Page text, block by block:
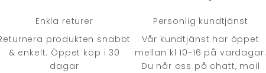
Enkla returer
produkten snabbt
& enkelt. Öppet köp i 30
dagar
Personlig kundtjänst
Vår kundtjänst har öppet
mellan kl 10-16 på vardagar.
Du når oss på chatt, mail